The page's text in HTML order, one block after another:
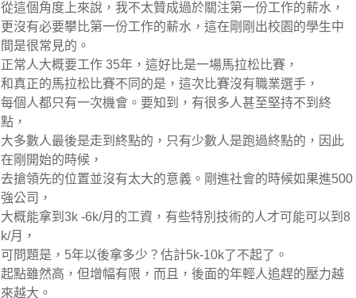
從這個角度上來說，我不太贊成過於關注第一份工作的薪水，
更沒有必要攀比第一份工作的薪水，這在剛剛出校園的學生中
間是很常見的。
正常人大概要工作 35年，這好比是一場馬拉松比賽，
和真正的馬拉松比賽不同的是，這次比賽沒有職業選手，
每個人都只有一次機會。要知到，有很多人甚至堅持不到終
點，
大多數人最後是走到終點的，只有少數人是跑過終點的，因此
在剛開始的時候，
去搶領先的位置並沒有太大的意義。剛進社會的時候如果進500
強公司，
大概能拿到3k -6k/月的工資，有些特別技術的人才可能可以到8
k/月，
可問題是，5年以後拿多少？估計5k-10k了不起了。
起點雖然高，但增幅有限，而且，後面的年輕人追趕的壓力越
來越大。